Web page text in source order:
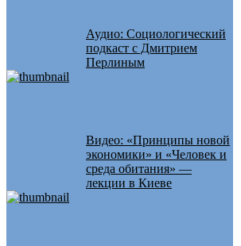
Аудио: Социологический
подкаст с Дмитрием
Перлиным
Видео: «Принципы новой
экономики» и «Человек и
среда обитания» —
лекции в Киеве